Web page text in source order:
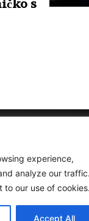
experience,
analyze our
to our use of
Accept All
s